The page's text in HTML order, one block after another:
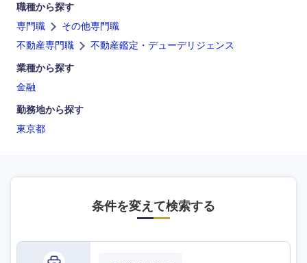
職種から探す
専門職
その他専門職
不動産専門職
不動産鑑定・デューデリジェンス
業種から探す
金融
勤務地から探す
東京都
条件を変えて検索する
大分県
鹿児島県 沖縄県